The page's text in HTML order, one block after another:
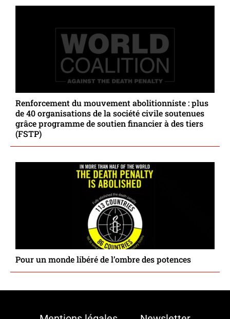
Renforcement du mouvement abolitionniste : plus
de 40 organisations de la société civile soutenues
grâce programme de soutien financier à des tiers
(FSTP)
Pour un monde libéré de l’ombre des potences